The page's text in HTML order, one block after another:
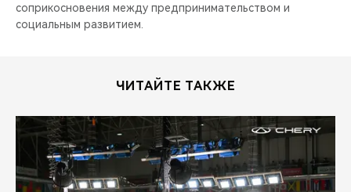
соприкосновения между предпринимательством и
социальным развитием.
ЧИТАЙТЕ ТАКЖЕ